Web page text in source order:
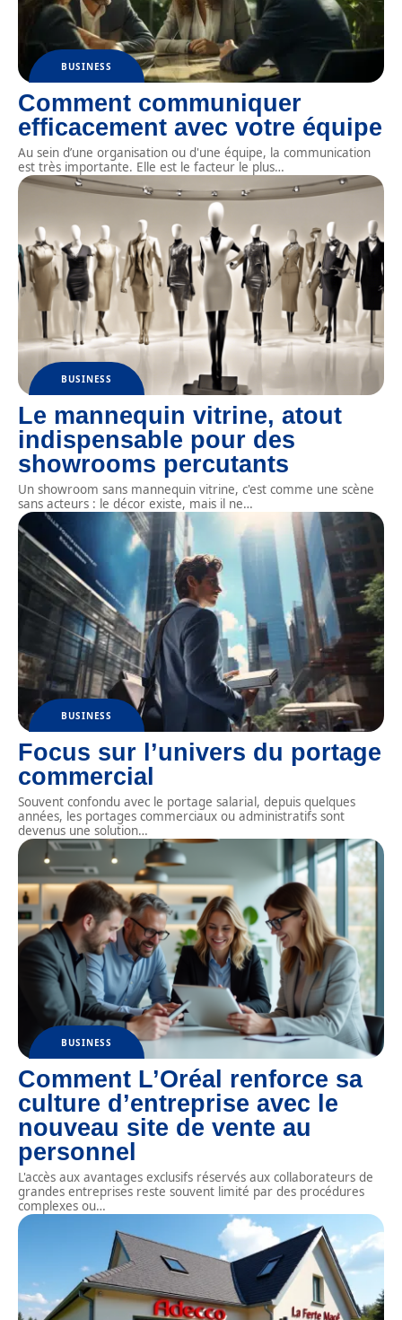
BUSINESS
Comment communiquer
efficacement avec votre équipe
Au sein d’une organisation ou d'une équipe, la communication
est très importante. Elle est le facteur le plus…
BUSINESS
Le mannequin vitrine, atout
indispensable pour des
showrooms percutants
Un showroom sans mannequin vitrine, c'est comme une scène
sans acteurs : le décor existe, mais il ne…
BUSINESS
Focus sur l’univers du portage
commercial
Souvent confondu avec le portage salarial, depuis quelques
années, les portages commerciaux ou administratifs sont
devenus une solution…
BUSINESS
Comment L’Oréal renforce sa
culture d’entreprise avec le
nouveau site de vente au
personnel
L'accès aux avantages exclusifs réservés aux collaborateurs de
grandes entreprises reste souvent limité par des procédures
complexes ou…